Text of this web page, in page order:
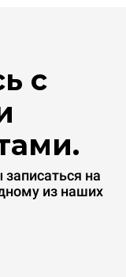
с
на
из наших